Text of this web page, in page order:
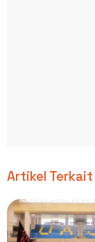
Artikel Terkait